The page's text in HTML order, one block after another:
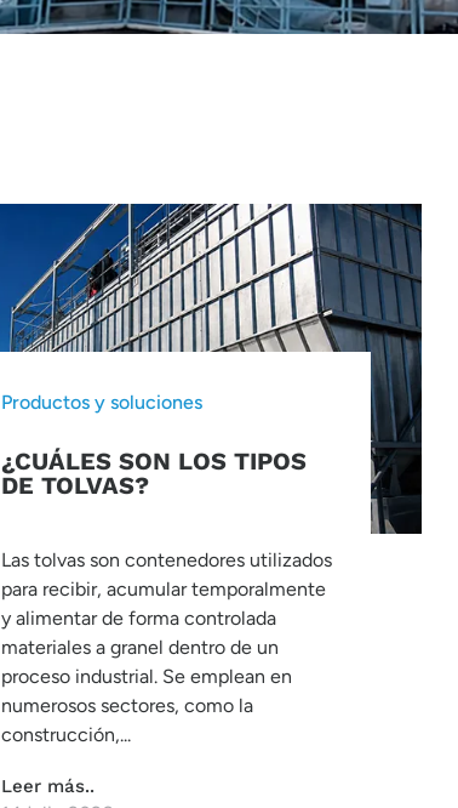
Productos y soluciones
¿CUÁLES SON LOS TIPOS
DE TOLVAS?
Las tolvas son contenedores utilizados
para recibir, acumular temporalmente
y alimentar de forma controlada
materiales a granel dentro de un
proceso industrial. Se emplean en
numerosos sectores, como la
construcción,...
Leer más..